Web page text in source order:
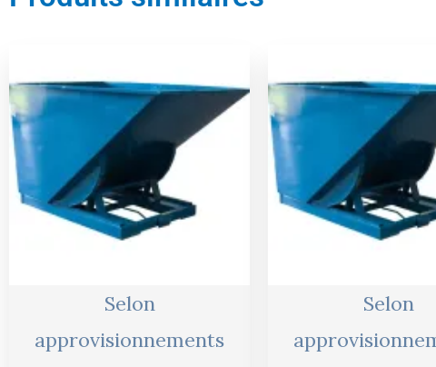
Selon
approvisionnements
initial
1439,00 €.
actuel
1367,00 €.
Selon
initial
851,00 €.